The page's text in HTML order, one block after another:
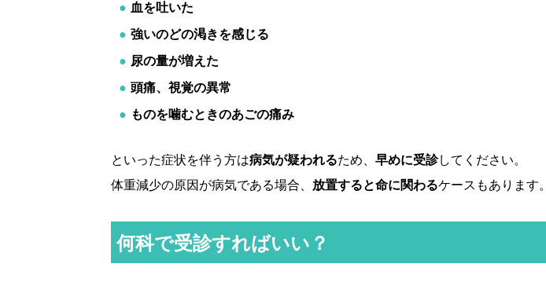
血を吐いた
強いのどの渇きを感じる
尿の量が増えた
頭痛、視覚の異常
ものを噛むときのあごの痛み
といった症状を伴う方は病気が疑われるため、 早めに受診してください。
体重減少の原因が病気である場合、 放置すると命に関わるケースもあります。
何科で受診すればいい？